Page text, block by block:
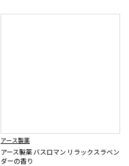
アース製薬
アース製薬 バスロマン リラックスラベン
ダーの香り